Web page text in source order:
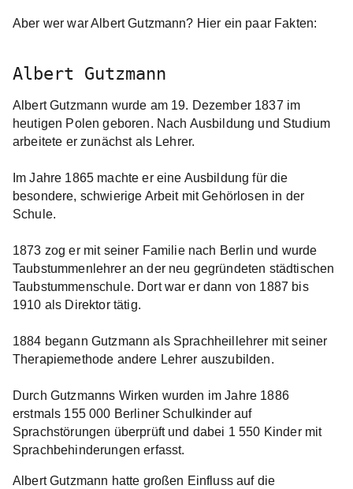
Aber wer war Albert Gutzmann? Hier ein paar Fakten:
Albert Gutzmann
Albert Gutzmann wurde am 19. Dezember 1837 im
heutigen Polen geboren. Nach Ausbildung und Studium
arbeitete er zunächst als Lehrer.
Im Jahre 1865 machte er eine Ausbildung für die
besondere, schwierige Arbeit mit Gehörlosen in der
Schule.
1873 zog er mit seiner Familie nach Berlin und wurde
Taubstummenlehrer an der neu gegründeten städtischen
Taubstummenschule. Dort war er dann von 1887 bis
1910 als Direktor tätig.
1884 begann Gutzmann als Sprachheillehrer mit seiner
Therapiemethode andere Lehrer auszubilden.
Durch Gutzmanns Wirken wurden im Jahre 1886
erstmals 155 000 Berliner Schulkinder auf
Sprachstörungen überprüft und dabei 1 550 Kinder mit
Sprachbehinderungen erfasst.
Albert Gutzmann hatte großen Einfluss auf die